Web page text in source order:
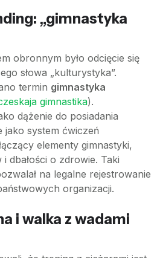
„gimnastyka
obronnym było odcięcie się
słowa „kulturystyka”.
termin gimnastyka
gimnastika).
dążenie do posiadania
jako system ćwiczeń
elementy gimnastyki,
dbałości o zdrowie. Taki
na legalne rejestrowanie
organizacji.
i walka z wadami